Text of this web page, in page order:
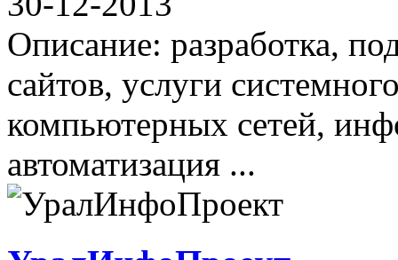
Описание: разработка,
сайтов, услуги
компьютерных сетей,
автоматизация ...